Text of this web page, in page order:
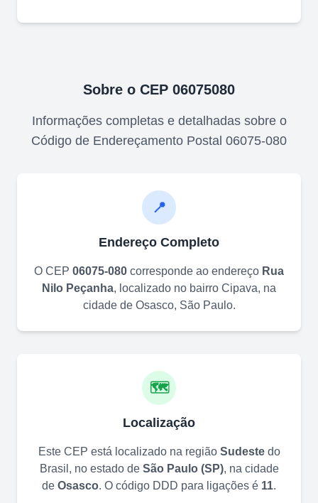
Sobre o CEP 06075080
Informações completas e detalhadas sobre o
Código de Endereçamento Postal 06075-080
📍
Endereço Completo
O CEP 06075-080 corresponde ao endereço Rua
Nilo Peçanha, localizado no bairro Cipava, na
cidade de Osasco, São Paulo.
🗺️
Localização
Este CEP está localizado na região Sudestedo
Brasil, no estado de São Paulo(SP), na cidade
de Osasco. O código DDD para ligações é 11.